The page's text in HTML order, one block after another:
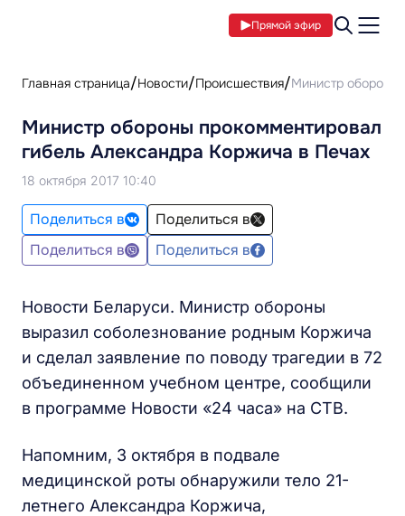
Прямой эфир
Главная страница Новости Происшествия Министр обороны
Министр обороны прокомментировал
гибель Александра Коржича в Печах
18 октября 2017 10:40
Поделиться в
Поделиться в
Поделиться в
Поделиться в
Новости Беларуси. Министр обороны
выразил соболезнование родным Коржича
и сделал заявление по поводу трагедии в 72
объединенном учебном центре, сообщили
в программе Новости «24 часа» на СТВ.
Напомним, 3 октября в подвале
медицинской роты обнаружили тело 21-
летнего Александра Коржича,